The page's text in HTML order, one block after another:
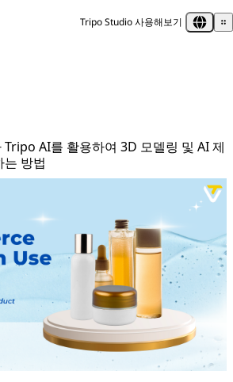
Tripo Studio 사용해보기
AI를 활용하여 3D 모델링 및 AI 제
방법